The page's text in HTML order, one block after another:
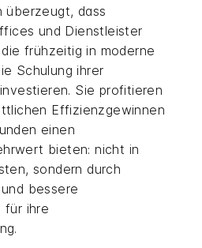
überzeugt, dass
und Dienstleister
frühzeitig in moderne
Schulung ihrer
Sie profitieren
Effizienzgewinnen
einen
bieten: nicht in
sondern durch
bessere
für ihre